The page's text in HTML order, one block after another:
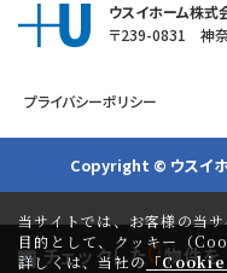
チェックした0物件を
ウスイホーム株式
〒239-0831 神奈
プライバシーポリシー
Copyright © ウスイ
当サイトでは、お客様の当
目的として、クッキー（
詳しくは、当社の「Cookie